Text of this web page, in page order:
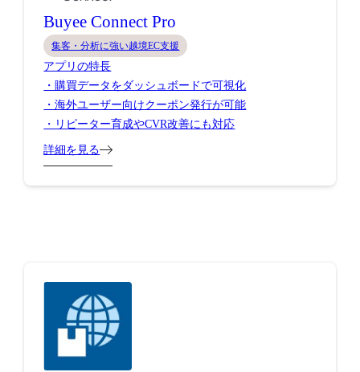
Buyee Connect Pro
集客・分析に強い越境EC支援
アプリの特長
・購買データをダッシュボードで可視化
・海外ユーザー向けクーポン発行が可能
・リピーター育成やCVR改善にも対応
詳細を見る